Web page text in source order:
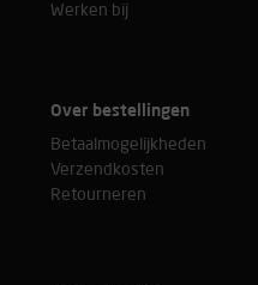
Werken bij
Over bestellingen
Betaalmogelijkheden
Verzendkosten
Retourneren